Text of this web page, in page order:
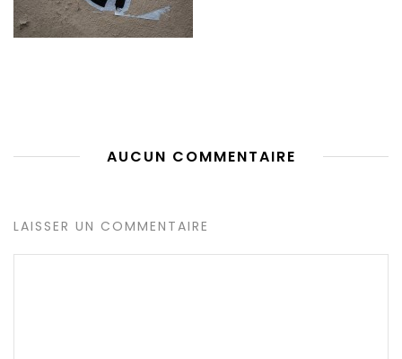
AUCUN COMMENTAIRE
LAISSER UN COMMENTAIRE